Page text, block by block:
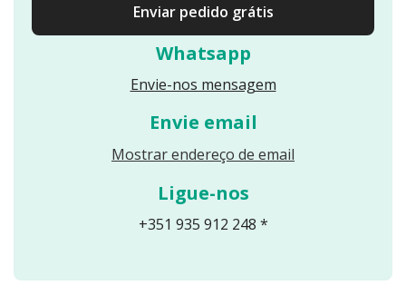
Whatsapp
Envie-nos mensagem
Envie email
Mostrar endereço de email
Ligue-nos
+351 935 912 248 *
Enviar pedido grátis